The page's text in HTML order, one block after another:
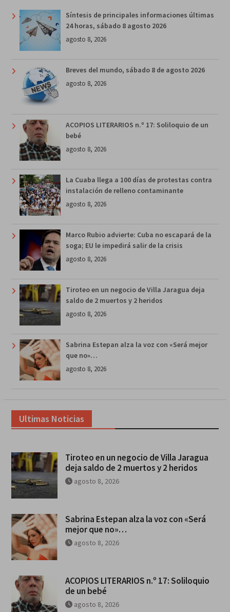
Síntesis de principales informaciones últimas
24 horas, sábado 8 agosto 2026
agosto 8, 2026
Breves del mundo, sábado 8 de agosto 2026
agosto 8, 2026
ACOPIOS LITERARIOS n.º 17: Soliloquio de un
bebé
agosto 8, 2026
La Cuaba llega a 100 días de protestas contra
instalación de relleno contaminante
agosto 8, 2026
Marco Rubio advierte: Cuba no escapará de la
soga; EU le impedirá salir de la crisis
agosto 8, 2026
Tiroteo en un negocio de Villa Jaragua deja
saldo de 2 muertos y 2 heridos
agosto 8, 2026
Sabrina Estepan alza la voz con «Será mejor
que no»…
agosto 8, 2026
Ultimas Noticias
Tiroteo en un negocio de Villa Jaragua
deja saldo de 2 muertos y 2 heridos
agosto 8, 2026
Sabrina Estepan alza la voz con «Será
mejor que no»…
agosto 8, 2026
ACOPIOS LITERARIOS n.º 17: Soliloquio
de un bebé
agosto 8, 2026